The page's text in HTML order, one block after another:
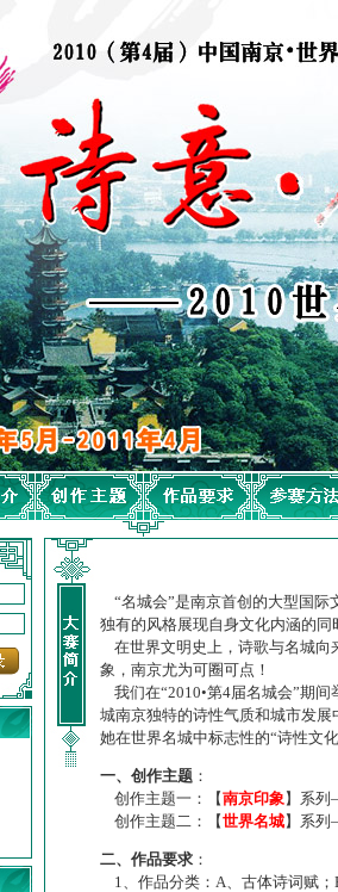
“名城会”是南京首创的大型国际
独有的风格展现自身文化内涵的
在世界文明史上，诗歌与名城向
象，南京尤为可圈可点！
我们在“2010•第4届名城会”期
城南京独特的诗性气质和城市发
她在世界名城中标志性的“诗性文
一、创作主题 ：
创作主题一：【南京印象】系
创作主题二：【世界名城】系
二、作品要求 ：
1、作品分类：A、古体诗词赋；